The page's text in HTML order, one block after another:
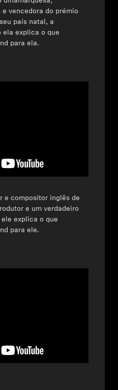
vencedora do prémio
país natal, a
ela explica o que
para ela.
e compositor inglês de
e um verdadeiro
explica o que
para ele.